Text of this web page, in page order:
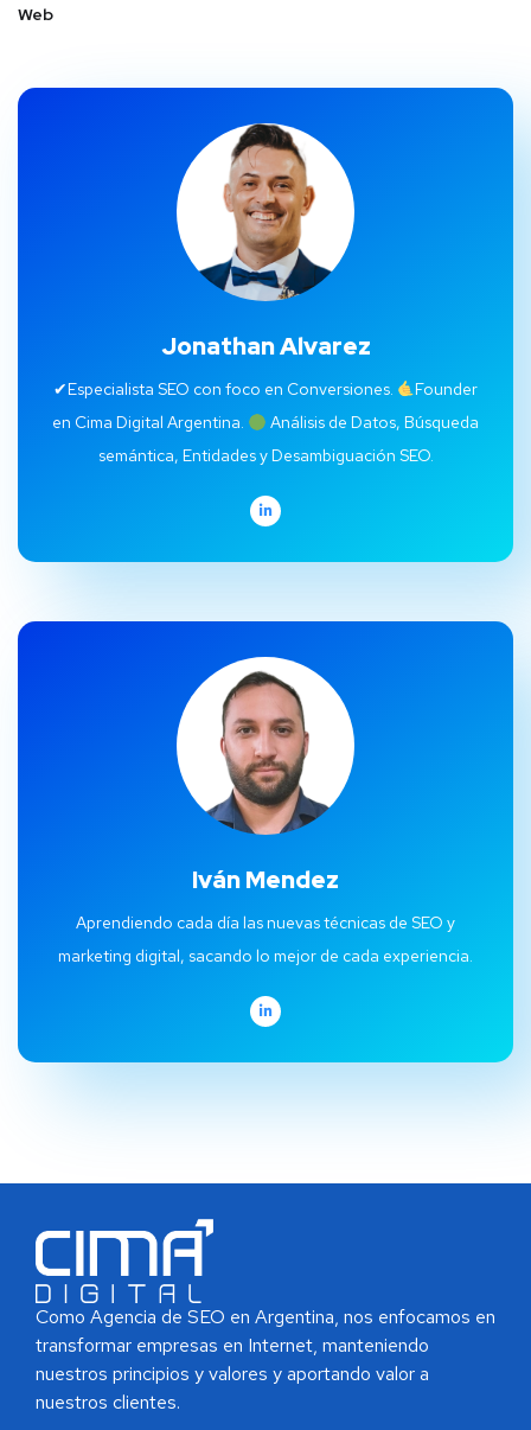
Web
Jonathan Alvarez
✔Especialista SEO con foco en Conversiones.
Founder
en Cima Digital Argentina.
Análisis de Datos, Búsqueda
semántica, Entidades y Desambiguación SEO.
Iván Mendez
Aprendiendo cada día las nuevas técnicas de SEO y
marketing digital, sacando lo mejor de cada experiencia.
Como Agencia de SEO en Argentina, nos enfocamos en
transformar empresas en Internet, manteniendo
nuestros principios y valores y aportando valor a
nuestros clientes.